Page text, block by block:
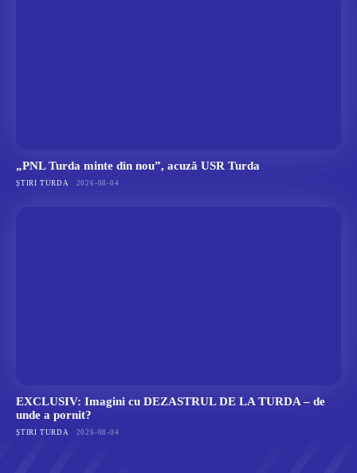
„PNL Turda minte din nou”, acuză USR Turda
ȘTIRI TURDA 2026-08-04
EXCLUSIV: Imagini cu DEZASTRUL DE LA TURDA – de
unde a pornit?
ȘTIRI TURDA 2026-08-04